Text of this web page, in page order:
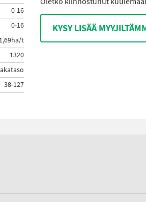
0-16
0-16
1,69ha/t
1320
38-127
KYSY LISÄÄ